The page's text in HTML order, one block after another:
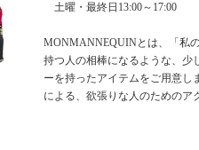
土曜・最終日13:00～17:00
MONMANNEQUINとは、「私
持つ人の相棒になるような、少
ーを持ったアイテムをご用意し
による、欲張りな人のためのア